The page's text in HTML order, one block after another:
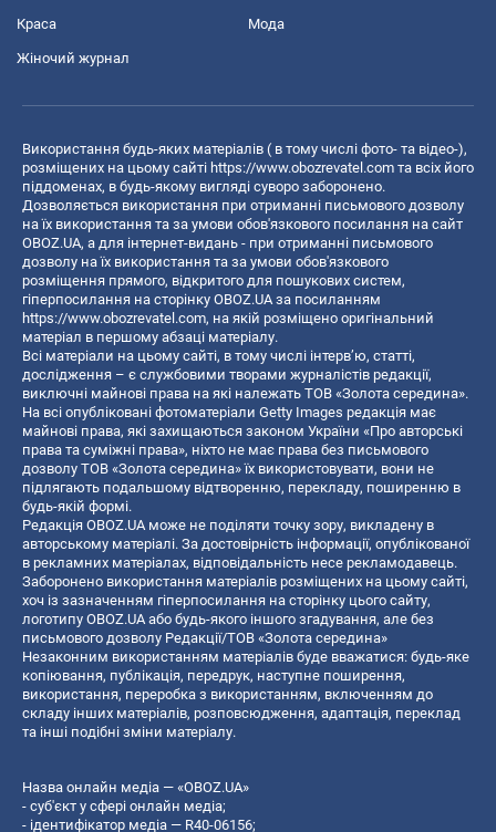
Краса Мода
Жіночий журнал
Використання будь-яких матеріалів ( в тому числі фото- та відео-),
розміщених на цьому сайті https://www.obozrevatel.com та всіх його
піддоменах, в будь-якому вигляді суворо заборонено.
Дозволяється використання при отриманні письмового дозволу
на їх використання та за умови обов'язкового посилання на сайт
OBOZ.UA, а для інтернет-видань - при отриманні письмового
дозволу на їх використання та за умови обов'язкового
розміщення прямого, відкритого для пошукових систем,
гіперпосилання на сторінку OBOZ.UA за посиланням
https://www.obozrevatel.com, на якій розміщено оригінальний
матеріал в першому абзаці матеріалу.
Всі матеріали на цьому сайті, в тому числі інтерв’ю, статті,
дослідження – є службовими творами журналістів редакції,
виключні майнові права на які належать ТОВ «Золота середина».
На всі опубліковані фотоматеріали Getty Images редакція має
майнові права, які захищаються законом України «Про авторські
права та суміжні права», ніхто не має права без письмового
дозволу ТОВ «Золота середина» їх використовувати, вони не
підлягають подальшому відтворенню, перекладу, поширенню в
будь-якій формі.
Редакція OBOZ.UA може не поділяти точку зору, викладену в
авторському матеріалі. За достовірність інформації, опублікованої
в рекламних матеріалах, відповідальність несе рекламодавець.
Заборонено використання матеріалів розміщених на цьому сайті,
хоч із зазначенням гіперпосилання на сторінку цього сайту,
логотипу OBOZ.UA або будь-якого іншого згадування, але без
письмового дозволу Редакції/ТОВ «Золота середина»
Незаконним використанням матеріалів буде вважатися: будь-яке
копiювання, публiкацiя, передрук, наступне поширення,
використання, переробка з використанням, включенням до
складу інших матеріалів, розповсюдження, адаптація, переклад
та інші подібні зміни матеріалу.
Назва онлайн медіа — «OBOZ.UA»
- суб'єкт у сфері онлайн медіа;
- ідентифікатор медіа — R40-06156;